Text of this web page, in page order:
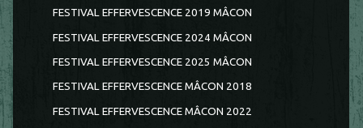
FESTIVAL EFFERVESCENCE 2019 MÂCON
FESTIVAL EFFERVESCENCE 2024 MÂCON
FESTIVAL EFFERVESCENCE 2025 MÂCON
FESTIVAL EFFERVESCENCE MÂCON 2018
FESTIVAL EFFERVESCENCE MÂCON 2022